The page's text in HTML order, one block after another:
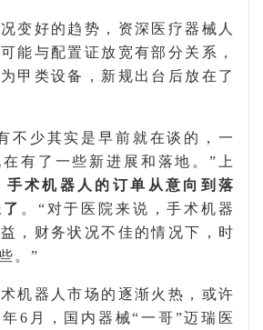
变好的趋势，资深医疗器械人
能与配置证放宽有部分关系，
甲类设备，新规出台后放在了
不少其实是早前就在谈的，一
有了一些新进展和落地。”上
手术机器人的订单从意向到落
。“对于医院来说，手术机器
，财务状况不佳的情况下，时
。”
机器人市场的逐渐火热，或许
年6 月，国内器械“一哥”迈瑞医